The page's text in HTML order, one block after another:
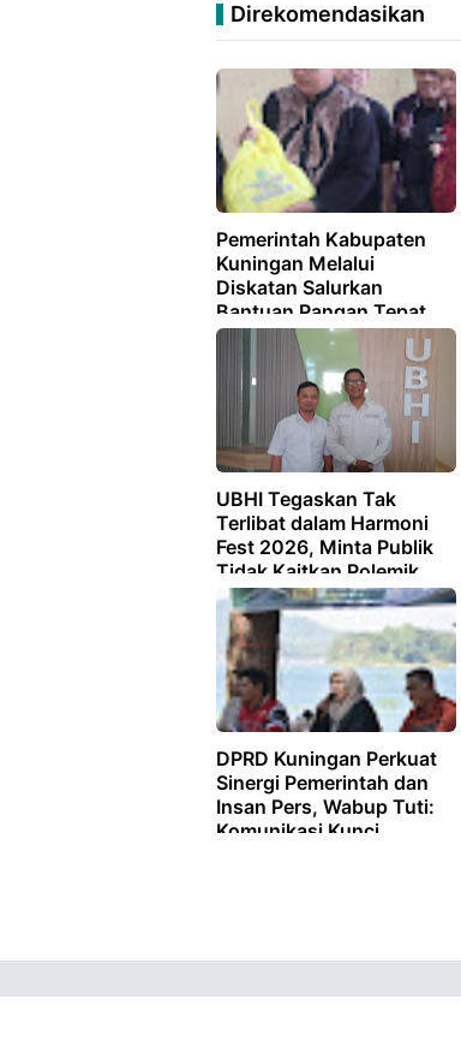
Direkomendasikan
Pemerintah Kabupaten
Kuningan Melalui
Diskatan Salurkan
Bantuan Pangan Tepat
Sasaran Cegah
Kerawanan Pangan
UBHI Tegaskan Tak
Terlibat dalam Harmoni
Fest 2026, Minta Publik
Tidak Kaitkan Polemik
dengan Nama Kampus
DPRD Kuningan Perkuat
Sinergi Pemerintah dan
Insan Pers, Wabup Tuti:
Komunikasi Kunci